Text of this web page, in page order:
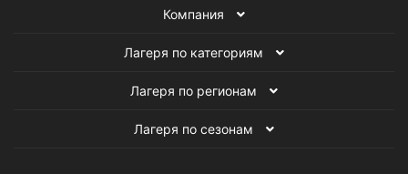
Компания
Лагеря по категориям
Лагеря по регионам
Лагеря по сезонам